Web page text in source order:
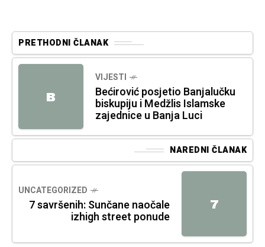
PRETHODNI ČLANAK
B
VIJESTI
Bećirović posjetio Banjalučku
biskupiju i Medžlis Islamske
zajednice u Banja Luci
NAREDNI ČLANAK
7
UNCATEGORIZED
7 savršenih: Sunčane naočale
izhigh street ponude